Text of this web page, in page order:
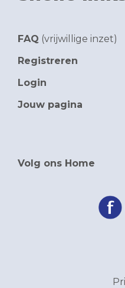
FAQ (vrijwillige inzet)
Registreren
Login
Jouw pagina
Volg ons Home